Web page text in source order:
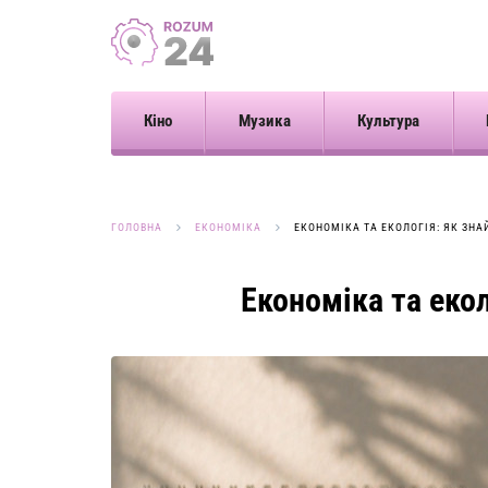
Кіно Музика Культура
ГОЛОВНА ЕКОНОМІКА ЕКОНОМІКА ТА ЕКОЛОГІЯ: ЯК
Економіка та